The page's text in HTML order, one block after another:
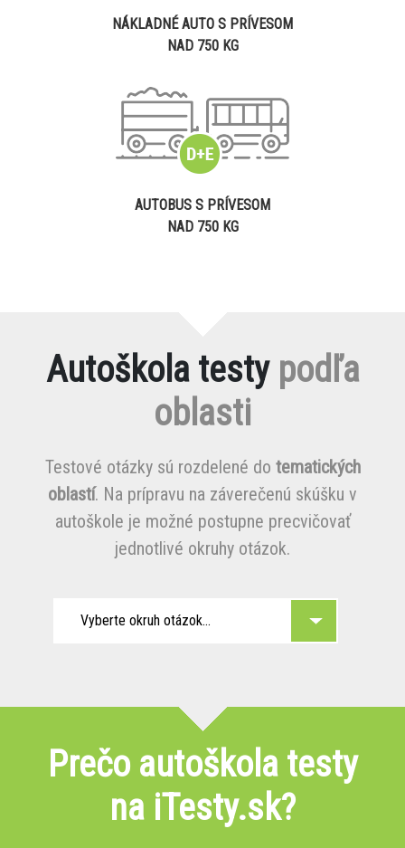
NÁKLADNÉ AUTO S PRÍVESOM
NAD 750 KG
AUTOBUS S PRÍVESOM
NAD 750 KG
Autoškola testy podľa
oblasti
Testové otázky sú rozdelené do tematických
oblastí. Na prípravu na záverečenú skúšku v
autoškole je možné postupne precvičovať
jednotlivé okruhy otázok.
Vyberte okruh otázok...
Prečo autoškola testy
na iTesty.sk?